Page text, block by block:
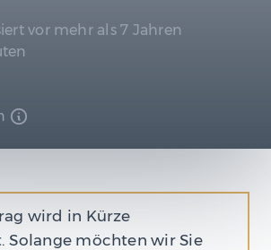
vor mehr als 7 Jahren
wird in Kürze
Solange möchten wir Sie